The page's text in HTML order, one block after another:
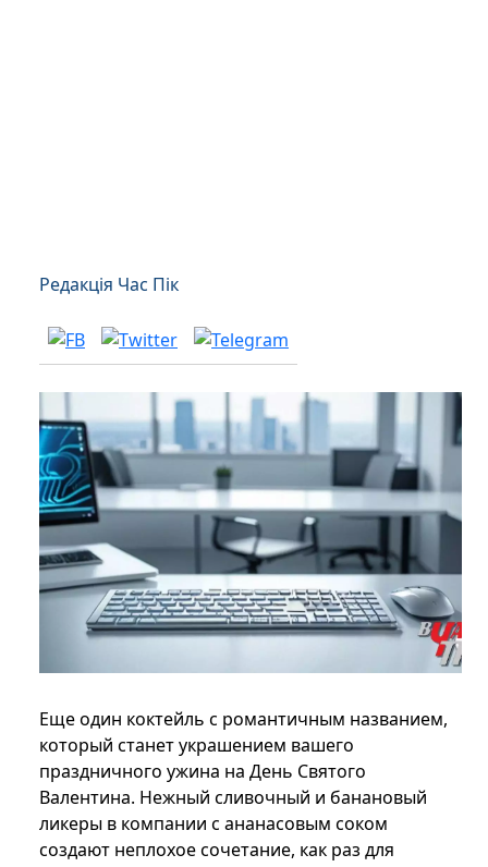
Редакція Час Пік
Еще один коктейль с романтичным названием,
который станет украшением вашего
праздничного ужина на День Святого
Валентина. Нежный сливочный и банановый
ликеры в компании с ананасовым соком
создают неплохое сочетание, как раз для